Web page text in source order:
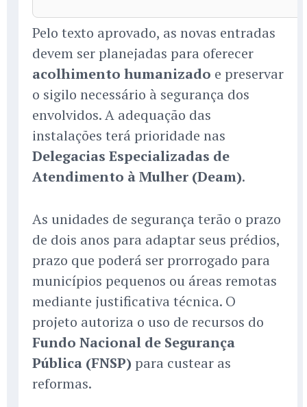
Pelo texto aprovado, as novas entradas
devem ser planejadas para oferecer
acolhimento humanizado e preservar
o sigilo necessário à segurança dos
envolvidos. A adequação das
instalações terá prioridade nas
Delegacias Especializadas de
Atendimento à Mulher (Deam).
As unidades de segurança terão o prazo
de dois anos para adaptar seus prédios,
prazo que poderá ser prorrogado para
municípios pequenos ou áreas remotas
mediante justificativa técnica. O
projeto autoriza o uso de recursos do
Fundo Nacional de Segurança
Pública (FNSP) para custear as
reformas.